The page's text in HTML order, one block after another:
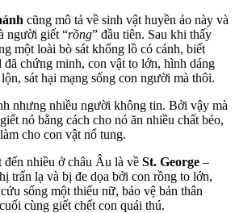
cũng mô tả về sinh vật huyền ảo này và
người giết “rồng” đầu tiên. Sau khi thấy
một loài bò sát khổng lồ có cánh, biết
chứng minh, con vật to lớn, hình dáng
sát hại mạng sống con người mà thôi.
nhưng nhiều người không tin. Bởi vậy mà
nó bằng cách cho nó ăn nhiều chất béo,
cho con vật nổ tung.
nhiều ở châu Âu là về St. George –
trấn lạ và bị đe dọa bởi con rồng to lớn,
sống một thiếu nữ, bảo vệ bản thân
cùng giết chết con quái thú.